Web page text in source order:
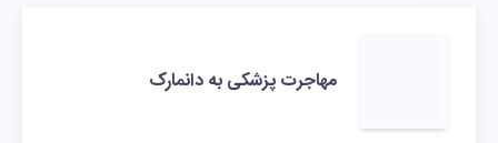
مهاجرت پزشکی به دانمارک